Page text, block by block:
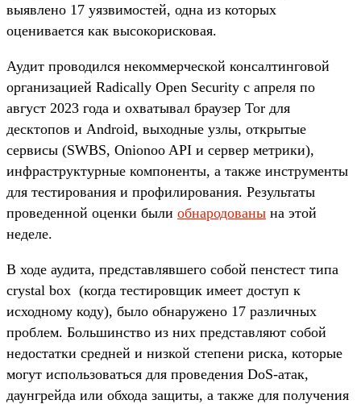
выявлено 17 уязвимостей, одна из которых
оценивается как высокорисковая.
Аудит проводился некоммерческой консалтинговой
организацией Radically Open Security с апреля по
август 2023 года и охватывал браузер Tor для
десктопов и Android, выходные узлы, открытые
сервисы (SWBS, Onionoo API и сервер метрики),
инфраструктурные компоненты, а также инструменты
для тестирования и профилирования. Результаты
проведенной оценки были обнародованы на этой
неделе.
В ходе аудита, представлявшего собой пенстест типа
crystal box (когда тестировщик имеет доступ к
исходному коду), было обнаружено 17 различных
проблем. Большинство из них представляют собой
недостатки средней и низкой степени риска, которые
могут использоваться для проведения DoS-атак,
даунгрейда или обхода защиты, а также для получения